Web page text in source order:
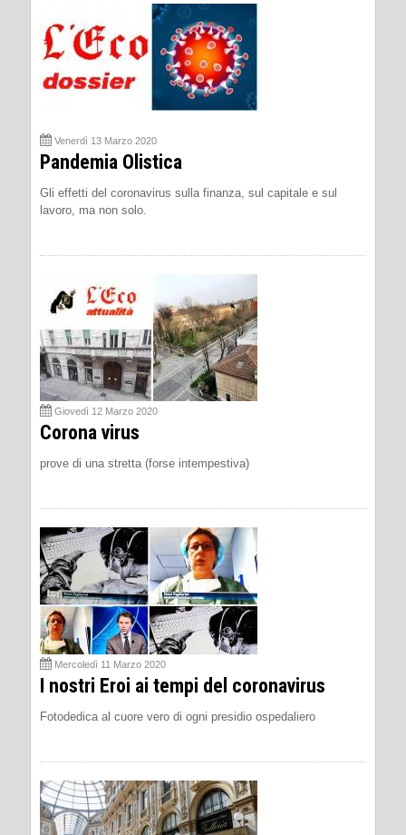
Venerdì 13 Marzo 2020
Pandemia Olistica
Gli effetti del coronavirus sulla finanza, sul capitale e sul
lavoro, ma non solo.
Giovedì 12 Marzo 2020
Corona virus
prove di una stretta (forse intempestiva)
Mercoledì 11 Marzo 2020
I nostri Eroi ai tempi del coronavirus
Fotodedica al cuore vero di ogni presidio ospedaliero